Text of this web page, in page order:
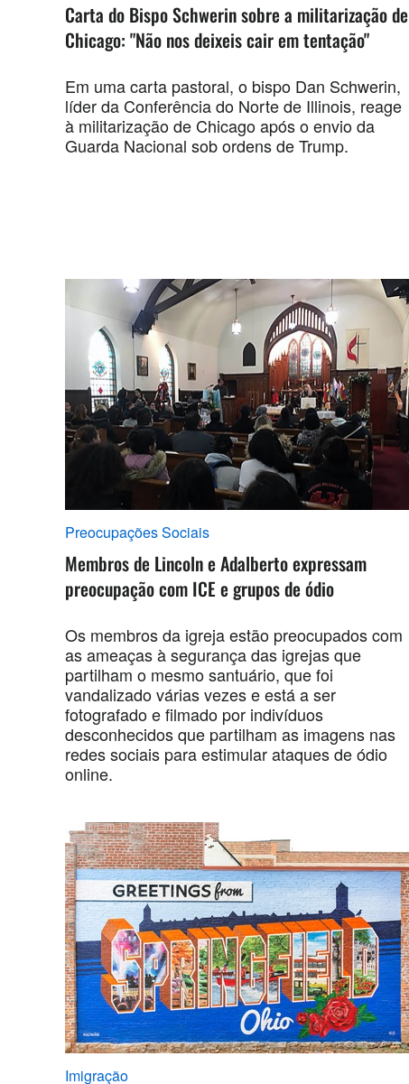
Carta do Bispo Schwerin sobre a militarização de
Chicago: "Não nos deixeis cair em tentação"
Em uma carta pastoral, o bispo Dan Schwerin,
líder da Conferência do Norte de Illinois, reage
à militarização de Chicago após o envio da
Guarda Nacional sob ordens de Trump.
Preocupações Sociais
Membros de Lincoln e Adalberto expressam
preocupação com ICE e grupos de ódio
Os membros da igreja estão preocupados com
as ameaças à segurança das igrejas que
partilham o mesmo santuário, que foi
vandalizado várias vezes e está a ser
fotografado e filmado por indivíduos
desconhecidos que partilham as imagens nas
redes sociais para estimular ataques de ódio
online.
Imigração